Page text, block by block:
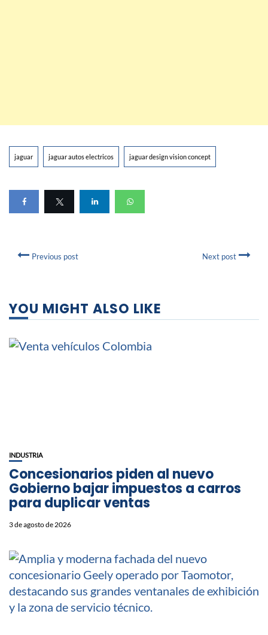
jaguar jaguar autos electricos jaguar design vision concept
Previous post Next post
YOU MIGHT ALSO LIKE
INDUSTRIA
Concesionarios piden al nuevo
Gobierno bajar impuestos a carros
para duplicar ventas
3 de agosto de 2026